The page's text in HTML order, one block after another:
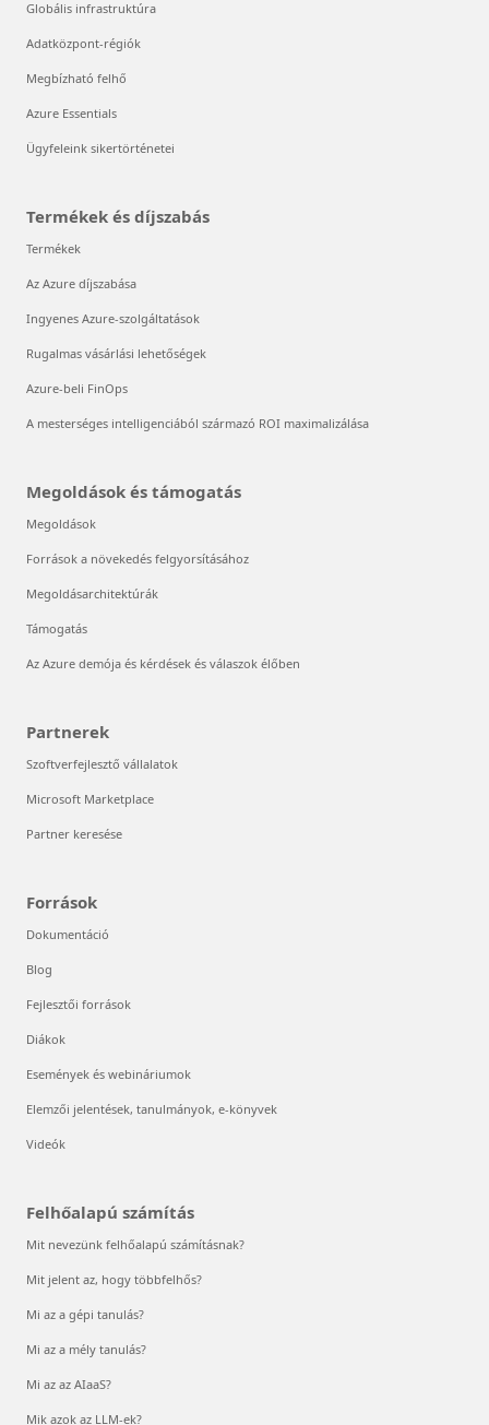
Globális infrastruktúra
Adatközpont-régiók
Megbízható felhő
Azure Essentials
Ügyfeleink sikertörténetei
Termékek és díjszabás
Termékek
Az Azure díjszabása
Ingyenes Azure-szolgáltatások
Rugalmas vásárlási lehetőségek
Azure-beli FinOps
A mesterséges intelligenciából származó ROI maximalizálása
Megoldások és támogatás
Megoldások
Források a növekedés felgyorsításához
Megoldásarchitektúrák
Támogatás
Az Azure demója és kérdések és válaszok élőben
Partnerek
Szoftverfejlesztő vállalatok
Microsoft Marketplace
Partner keresése
Források
Dokumentáció
Blog
Fejlesztői források
Diákok
Események és webináriumok
Elemzői jelentések, tanulmányok, e-könyvek
Videók
Felhőalapú számítás
Mit nevezünk felhőalapú számításnak?
Mit jelent az, hogy többfelhős?
Mi az a gépi tanulás?
Mi az a mély tanulás?
Mi az az AIaaS?
Mik azok az LLM-ek?